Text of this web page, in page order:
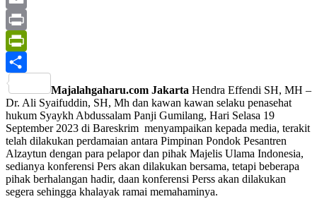
Mail
Email
Print
PrintFriendly
Share
Majalahgaharu.com Jakarta Hendra Effendi SH, MH –
Dr. Ali Syaifuddin, SH, Mh dan kawan kawan selaku penasehat
hukum Syaykh Abdussalam Panji Gumilang, Hari Selasa 19
September 2023 di Bareskrim menyampaikan kepada media, terakit
telah dilakukan perdamaian antara Pimpinan Pondok Pesantren
Alzaytun dengan para pelapor dan pihak Majelis Ulama Indonesia,
sedianya konferensi Pers akan dilakukan bersama, tetapi beberapa
pihak berhalangan hadir, daan konferensi Perss akan dilakukan
segera sehingga khalayak ramai memahaminya.